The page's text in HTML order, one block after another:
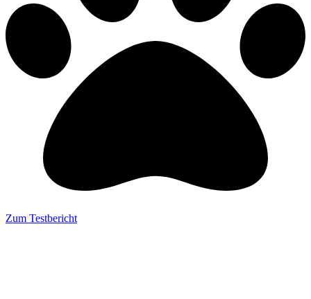
Zum Testbericht